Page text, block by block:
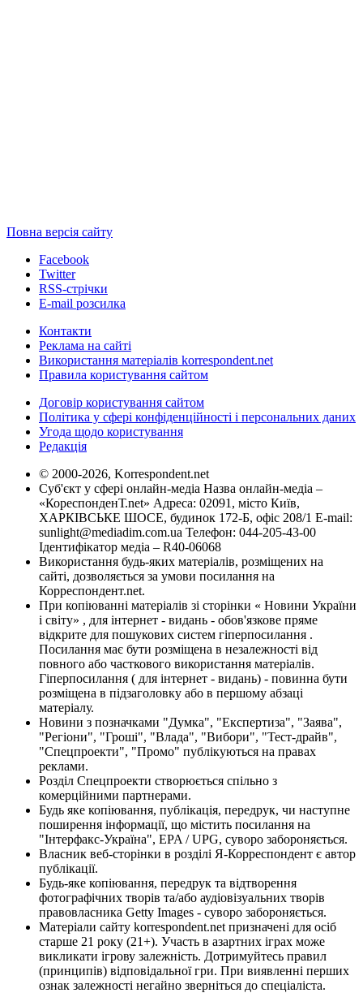
Повна версія сайту
Facebook
Twitter
RSS-стрічки
E-mail розсилка
Контакти
Реклама на сайті
Використання матеріалів korrespondent.net
Правила користування сайтом
Договір користування сайтом
Політика у сфері конфіденційності і персональних даних
Угода щодо користування
Редакція
© 2000-2026, Korrespondent.net
Суб'єкт у сфері онлайн-медіа Назва онлайн-медіа –
«КореспонденТ.net» Адреса: 02091, місто Київ,
ХАРКІВСЬКЕ ШОСЕ, будинок 172-Б, офіс 208/1 E-mail:
sunlight@mediadim.com.ua Телефон: 044-205-43-00
Ідентифікатор медіа – R40-06068
Використання будь-яких матеріалів, розміщених на
сайті, дозволяється за умови посилання на
Корреспондент.net.
При копіюванні матеріалів зі сторінки « Новини України
і світу» , для інтернет - видань - обов'язкове пряме
відкрите для пошукових систем гіперпосилання .
Посилання має бути розміщена в незалежності від
повного або часткового використання матеріалів.
Гіперпосилання ( для інтернет - видань) - повинна бути
розміщена в підзаголовку або в першому абзаці
матеріалу.
Новини з позначками "Думка", "Експертиза", "Заява",
"Регіони", "Гроші", "Влада", "Вибори", "Тест-драйв",
"Спецпроекти", "Промо" публікуються на правах
реклами.
Розділ Спецпроекти створюється спільно з
комерційними партнерами.
Будь яке копіювання, публікація, передрук, чи наступне
поширення інформації, що містить посилання на
"Інтерфакс-Україна", EPA / UPG, суворо забороняється.
Власник веб-сторінки в розділі Я-Корреспондент є автор
публікації.
Будь-яке копіювання, передрук та відтворення
фотографічних творів та/або аудіовізуальних творів
правовласника Getty Images - суворо забороняється.
Матеріали сайту korrespondent.net призначені для осіб
старше 21 року (21+). Участь в азартних іграх може
викликати ігрову залежність. Дотримуйтесь правил
(принципів) відповідальної гри. При виявленні перших
ознак залежності негайно зверніться до спеціаліста.